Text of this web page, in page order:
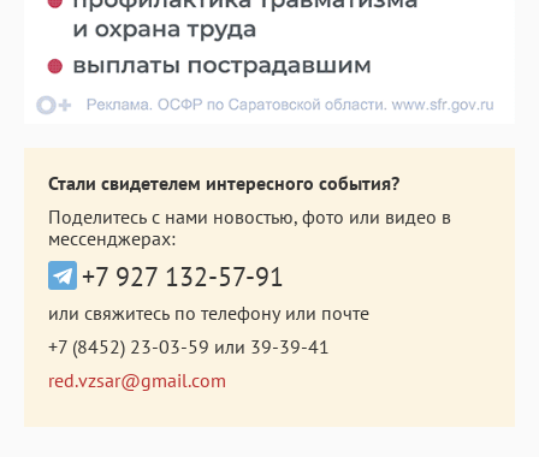
Стали свидетелем интересного события?
Поделитесь с нами новостью, фото или видео в
мессенджерах:
+7 927 132-57-91
или свяжитесь по телефону или почте
+7 (8452) 23-03-59 или 39-39-41
red.vzsar@gmail.com